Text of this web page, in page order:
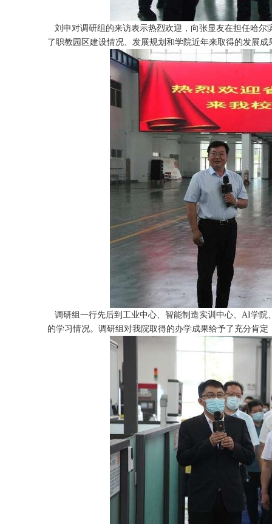
刘申对调研组的来访表示热烈欢迎，向张显友在担任哈
了职教园区建设情况、发展规划和学院近年来取得的发展
调研组一行先后到工业中心、智能制造实训中心、AI学
的学习情况。调研组对我院取得的办学成果给予了充分肯